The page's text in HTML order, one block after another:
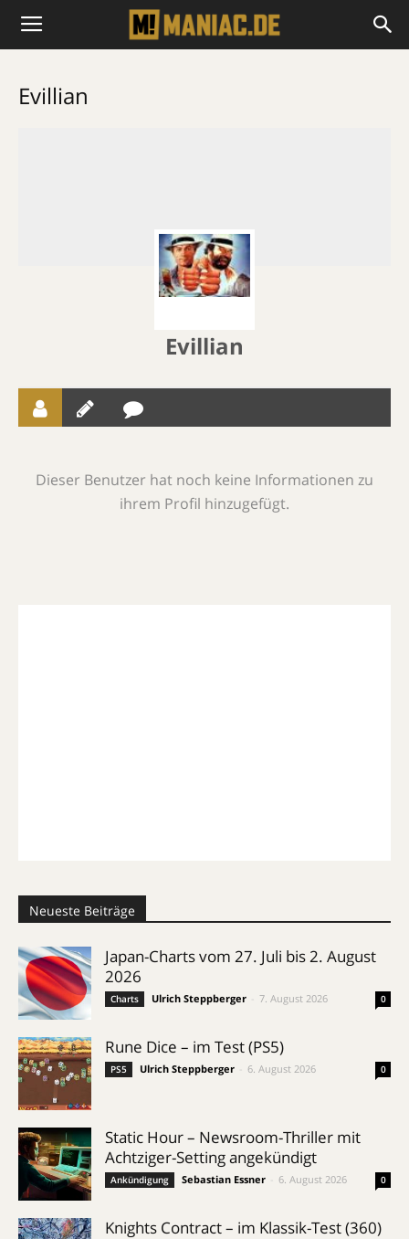
Evillian
Evillian
Dieser Benutzer hat noch keine Informationen zu
ihrem Profil hinzugefügt.
Neueste Beiträge
Japan-Charts vom 27. Juli bis 2. August
2026
Charts Ulrich Steppberger 7. August 2026 0
Rune Dice – im Test (PS5)
PS5 Ulrich Steppberger 6. August 2026 0
Static Hour – Newsroom-Thriller mit
Achtziger-Setting angekündigt
Ankündigung Sebastian Essner 6. August 2026 0
Knights Contract – im Klassik-Test (360)